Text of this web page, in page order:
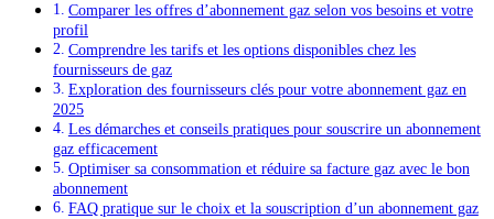
Comparer les offres d’abonnement gaz selon vos besoins et votre
profil
Comprendre les tarifs et les options disponibles chez les
fournisseurs de gaz
Exploration des fournisseurs clés pour votre abonnement gaz en
2025
Les démarches et conseils pratiques pour souscrire un abonnement
gaz efficacement
Optimiser sa consommation et réduire sa facture gaz avec le bon
abonnement
FAQ pratique sur le choix et la souscription d’un abonnement gaz